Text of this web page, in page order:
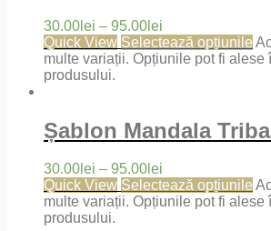
30.00 lei – 95.00 lei
Quick View Selectează opțiunile
multe variații. Opțiunile pot fi alese
produsului.
Șablon Mandala
30.00 lei – 95.00 lei
Quick View Selectează opțiunile
multe variații. Opțiunile pot fi alese
produsului.